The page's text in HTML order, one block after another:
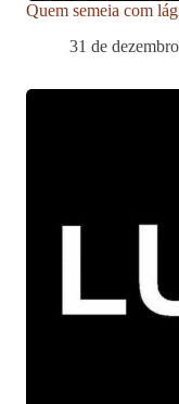
Quem semeia com
31 de